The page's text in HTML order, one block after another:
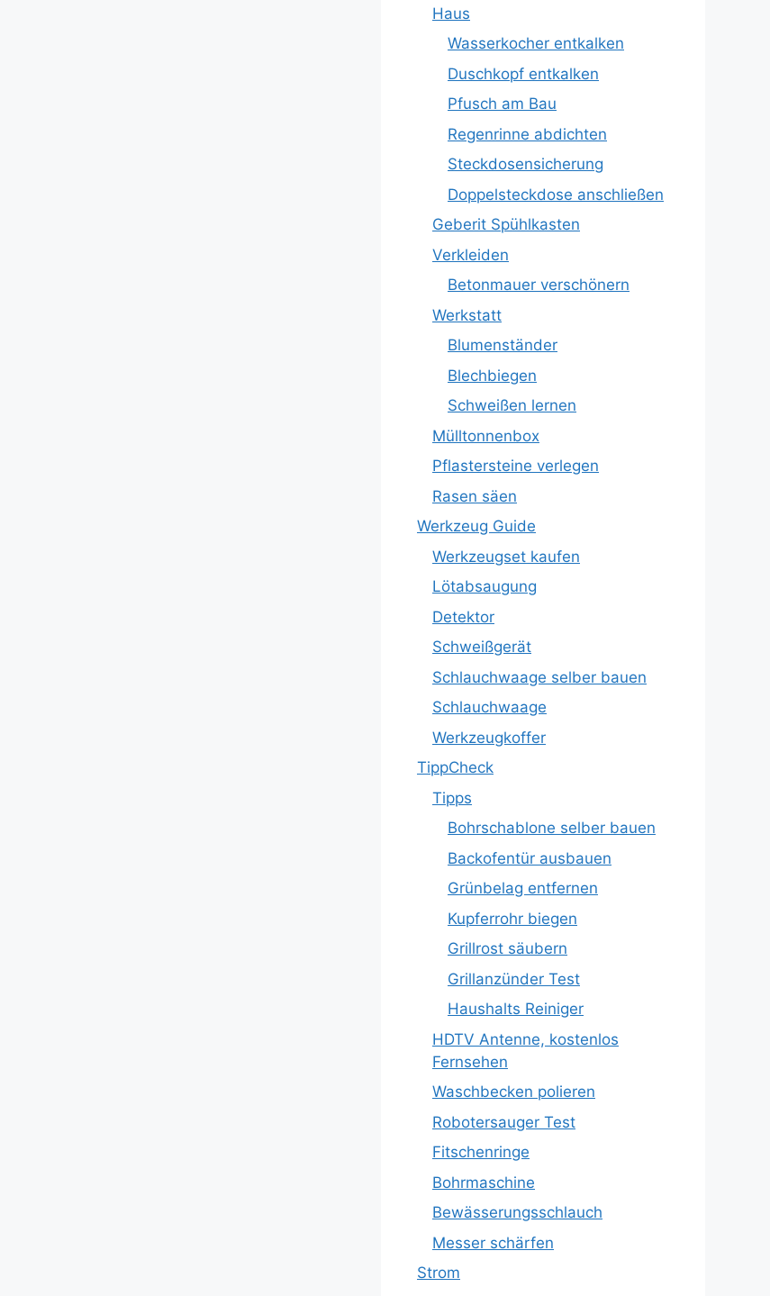
Haus
Wasserkocher entkalken
Duschkopf entkalken
Pfusch am Bau
Regenrinne abdichten
Steckdosensicherung
Doppelsteckdose anschließen
Geberit Spühlkasten
Verkleiden
Betonmauer verschönern
Werkstatt
Blumenständer
Blechbiegen
Schweißen lernen
Mülltonnenbox
Pflastersteine verlegen
Rasen säen
Werkzeug Guide
Werkzeugset kaufen
Lötabsaugung
Detektor
Schweißgerät
Schlauchwaage selber bauen
Schlauchwaage
Werkzeugkoffer
TippCheck
Tipps
Bohrschablone selber bauen
Backofentür ausbauen
Grünbelag entfernen
Kupferrohr biegen
Grillrost säubern
Grillanzünder Test
Haushalts Reiniger
HDTV Antenne, kostenlos
Fernsehen
Waschbecken polieren
Robotersauger Test
Fitschenringe
Bohrmaschine
Bewässerungsschlauch
Messer schärfen
Strom